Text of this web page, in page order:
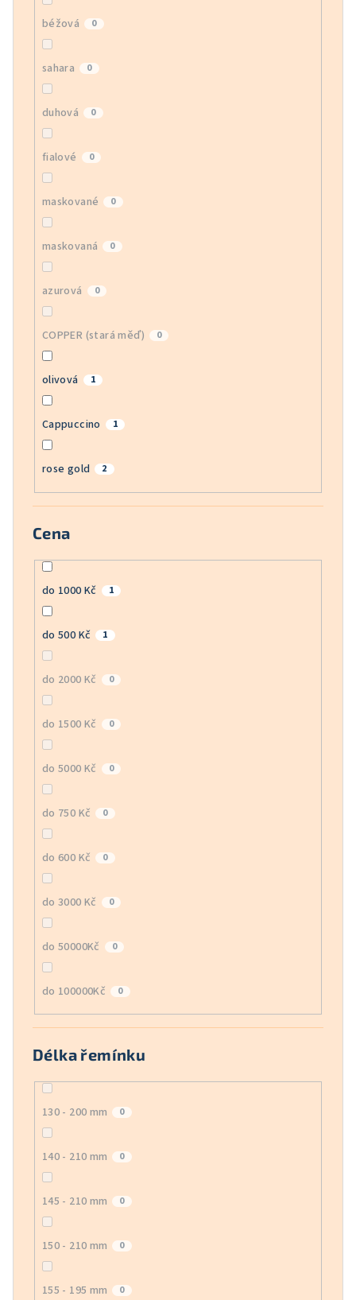
béžová 0
sahara 0
duhová 0
fialové 0
maskované 0
maskovaná 0
azurová 0
COPPER (stará měď) 0
olivová 1
Cappuccino 1
rose gold 2
Cena
do 1000 Kč 1
do 500 Kč 1
do 2000 Kč 0
do 1500 Kč 0
do 5000 Kč 0
do 750 Kč 0
do 600 Kč 0
do 3000 Kč 0
do 50000Kč 0
do 100000Kč 0
Délka řemínku
130 - 200 mm 0
140 - 210 mm 0
145 - 210 mm 0
150 - 210 mm 0
155 - 195 mm 0